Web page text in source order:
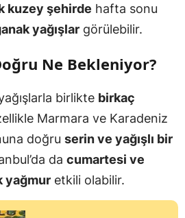
kuzey şehirde hafta sonu
yağışlar görülebilir.
Ne Bekleniyor?
birlikte birkaç
Marmara ve Karadeniz
doğru serin ve yağışlı bir
da cumartesi ve
yağmur etkili olabilir.